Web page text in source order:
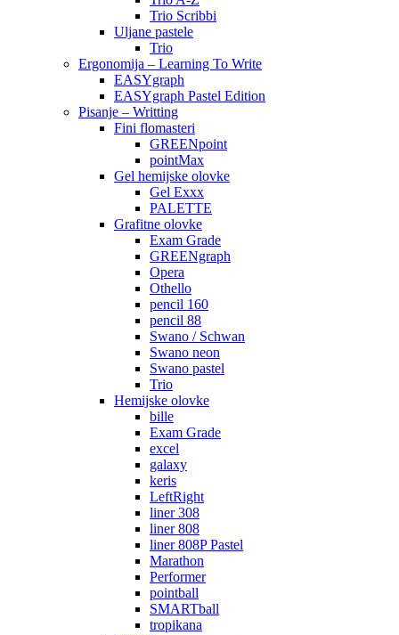
Trio Scribbi
Uljane pastele
Trio
Ergonomija – Learning To Write
EASYgraph
EASYgraph Pastel Edition
Pisanje – Writting
Fini flomasteri
GREENpoint
pointMax
Gel hemijske olovke
Gel Exxx
PALETTE
Grafitne olovke
Exam Grade
GREENgraph
Opera
Othello
pencil 160
pencil 88
Swano / Schwan
Swano neon
Swano pastel
Trio
Hemijske olovke
bille
Exam Grade
excel
galaxy
keris
LeftRight
liner 308
liner 808
liner 808P Pastel
Marathon
Performer
pointball
SMARTball
tropikana